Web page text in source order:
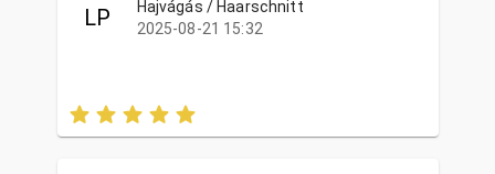
LP
Hajvágás / Haarschnitt
2025-08-21 15:32